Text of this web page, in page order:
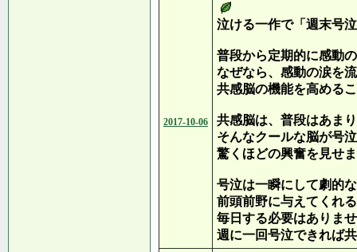
2017-10-06
泣ける一作で「週末号
普段から定期的に感動
なぜなら、感動の涙を
共感脳の機能を高める
共感脳は、普段はあま
そんなクールな脳が号
驚くほどの興奮を見せ
号泣は一瞬にして劇的
前頭前野に与えてくれ
毎日する必要はありま
週に一回号泣できれば